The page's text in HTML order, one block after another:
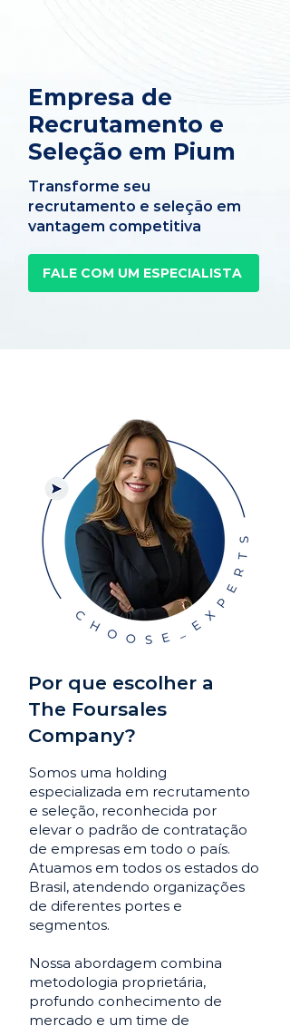
Empresa de
Recrutamento e
Seleção em Pium
Transforme seu
recrutamento e seleção em
vantagem competitiva
FALE COM UM ESPECIALISTA
Por que escolher a
The Foursales
Company?
Somos uma holding
especializada em recrutamento
e seleção, reconhecida por
elevar o padrão de contratação
de empresas em todo o país.
Atuamos em todos os estados do
Brasil, atendendo organizações
de diferentes portes e
segmentos.
Nossa abordagem combina
metodologia proprietária,
profundo conhecimento de
mercado e um time de